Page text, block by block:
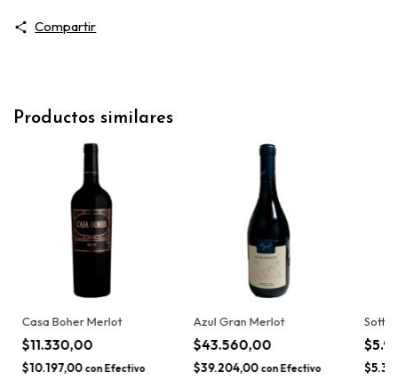
Compartir
Productos similares
Casa Boher Merlot
$11.330,00
$10.197,00 con Efectivo
Azul Gran Merlot
$43.560,00
$39.204,00 con Efectivo